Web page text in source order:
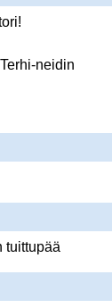
neidin
tuittupää